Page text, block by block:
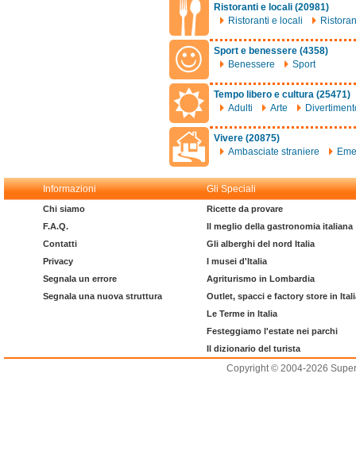
Ristoranti e locali (20981)
Ristoranti e locali
Sport e benessere (4358)
Benessere
Sport
Tempo libero e cultura (25471)
Adulti
Arte
Vivere (20875)
Ambasciate straniere
Informazioni Gli Speciali
Chi siamo
F.A.Q.
Contatti
Privacy
Segnala un errore
Segnala una nuova struttura
Ricette da provare
Il meglio della gastronomia italiana
Gli alberghi del nord Italia
I musei d'Italia
Agriturismo in Lombardia
Outlet, spacci e factory store in
Le Terme in Italia
Festeggiamo l'estate nei parchi
Il dizionario del turista
Copyright © 2004-2026